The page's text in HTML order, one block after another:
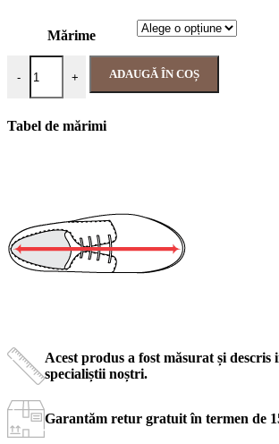
Mărime
- + ADAUGĂ ÎN COȘ
Tabel de mărimi
Acest produs a fost măsurat și
specialiștii noștri.
Garantăm retur gratuit în termen de